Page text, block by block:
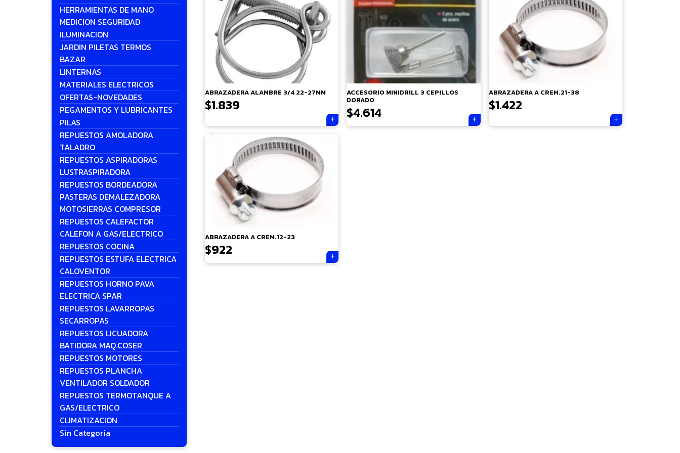
HERRAMIENTAS DE MANO
MEDICION SEGURIDAD
ILUMINACION
JARDIN PILETAS TERMOS
BAZAR
LINTERNAS
MATERIALES ELECTRICOS
OFERTAS-NOVEDADES
PEGAMENTOS Y LUBRICANTES
PILAS
REPUESTOS AMOLADORA
TALADRO
REPUESTOS ASPIRADORAS
LUSTRASPIRADORA
REPUESTOS BORDEADORA
PASTERAS DEMALEZADORA
MOTOSIERRAS COMPRESOR
REPUESTOS CALEFACTOR
CALEFON A GAS/ELECTRICO
REPUESTOS COCINA
REPUESTOS ESTUFA ELECTRICA
CALOVENTOR
REPUESTOS HORNO PAVA
ELECTRICA SPAR
REPUESTOS LAVARROPAS
SECARROPAS
REPUESTOS LICUADORA
BATIDORA MAQ.COSER
REPUESTOS MOTORES
REPUESTOS PLANCHA
VENTILADOR SOLDADOR
REPUESTOS TERMOTANQUE A
GAS/ELECTRICO
CLIMATIZACION
Sin Categoria
ABRAZADERA ALAMBRE 3/4 22-27MM
$1.839
ACCESORIO MINIDRILL 3 CEPILLOS
DORADO
$4.614
ABRAZADERA A CREM.21-38
$1.422
ABRAZADERA A CREM.12-23
$922